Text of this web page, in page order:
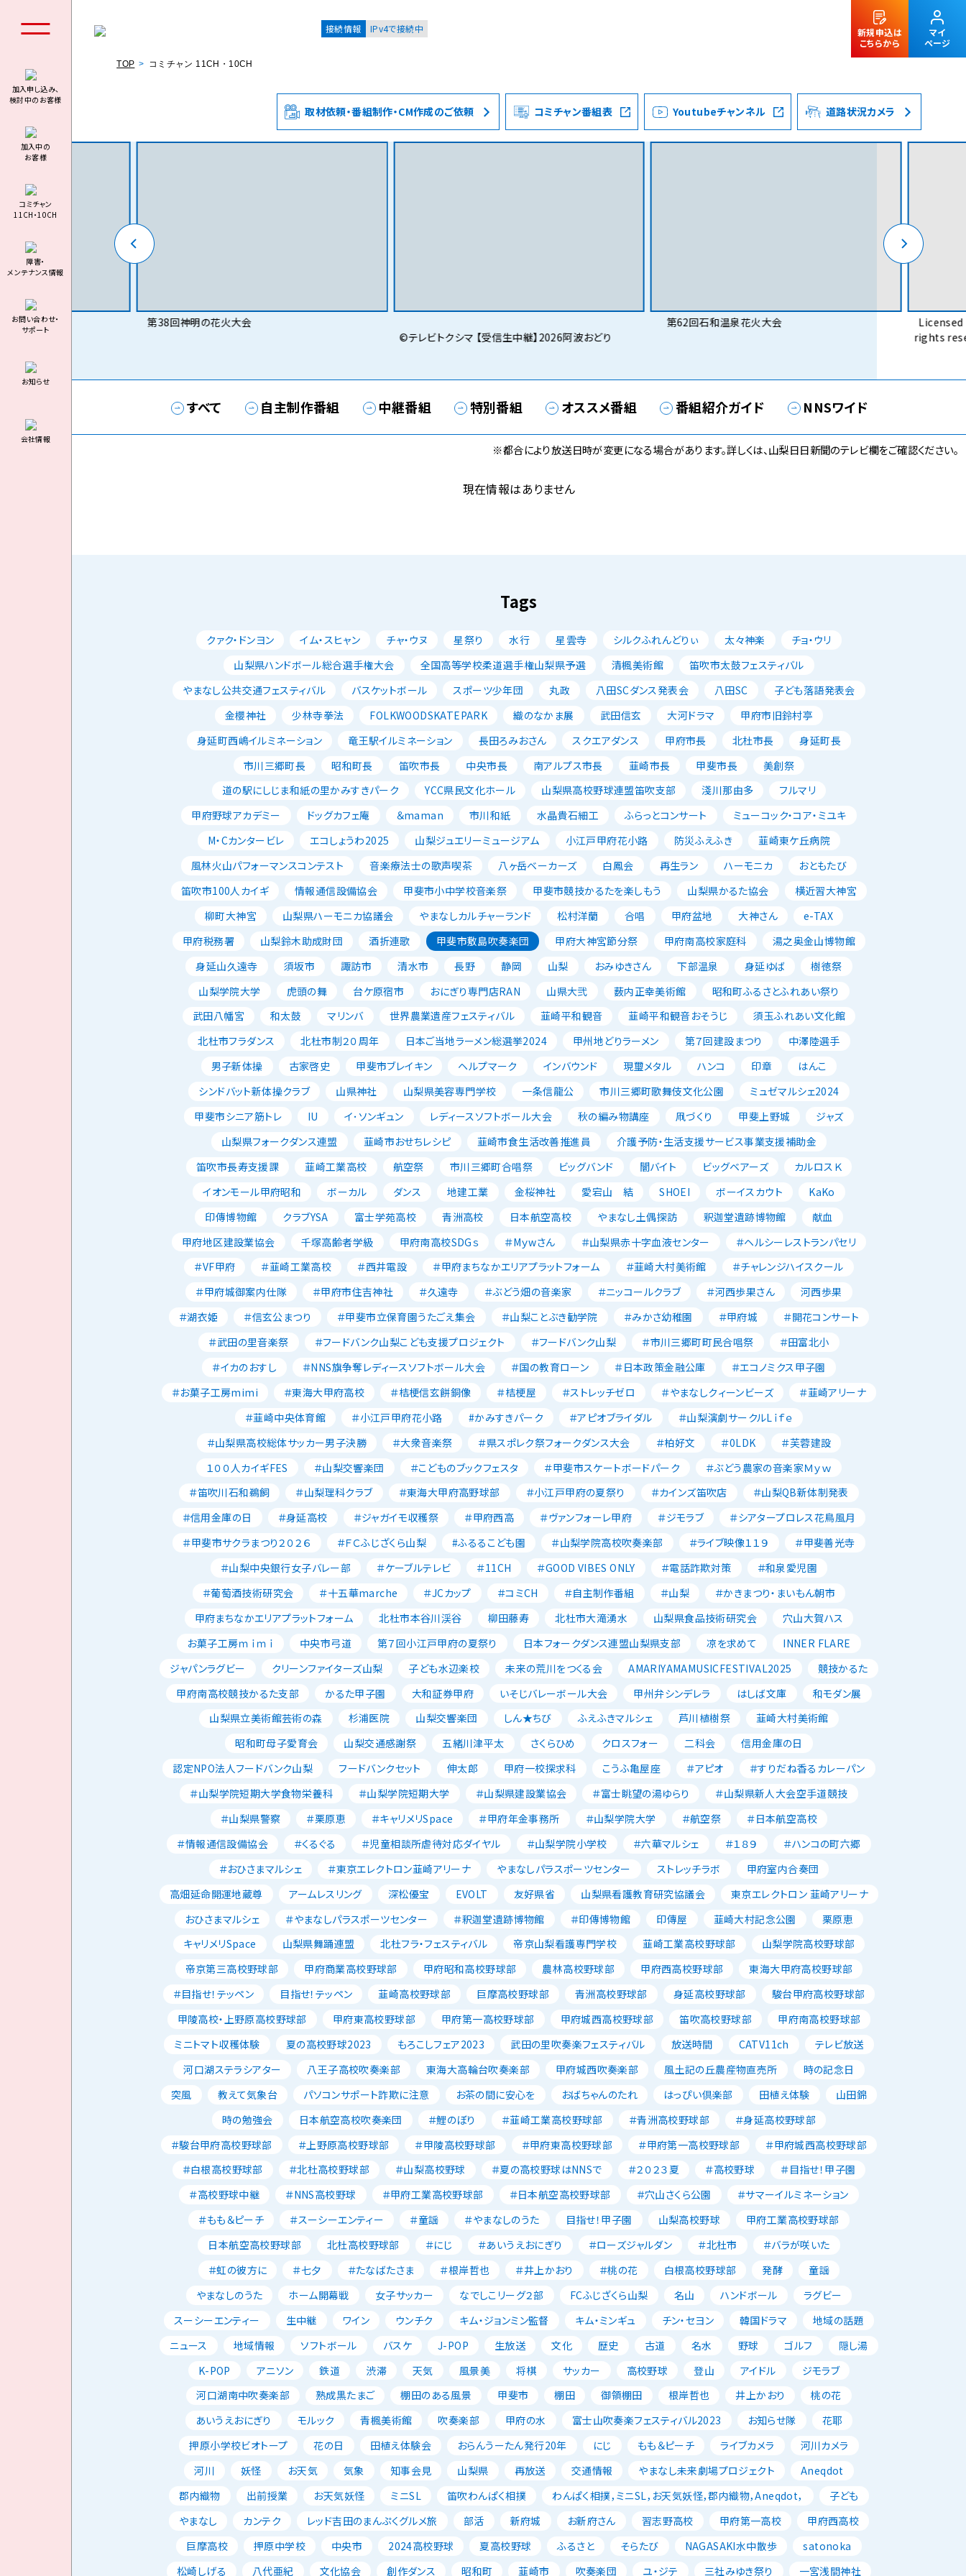
個人のお客様 集合住宅オーナーの方 法人のお客様
接続情報 IPv4で接続中
新規申込は
こちらから
マイ
ページ
加入申し込み、
検討中のお客様
加⼊中の
お客様
コミチャン
11CH・10CH
障害・
メンテナンス情報
お問い合わせ・
サポート
お知らせ
会社情報
TOP コミチャン 11CH・10CH
取材依頼・番組制作・CM作成のご依頼 コミチャン番組表 Youtubeチャンネル 道路状況カメラ
第38回神明の花火大会
©テレビトクシマ 【受信生中継】2026阿波おどり
第62回石和温泉花火大会
Licensed
rights
すべて 自主制作番組 中継番組 特別番組 オススメ番組 番組紹介ガイド NNSワイド
※都合により放送日時が変更になる場合があります。詳しくは、山梨日日新聞のテレビ欄をご確認ください。
現在情報はありません
Tags
クァク・ドンヨン イム・スヒャン チャ・ウヌ 星祭り 水行 星雲寺 シルクふれんどりぃ 太々神楽
チョ・ウリ
山梨県ハンドボール総合選手権大会
全国高等学校柔道選手権山梨県予選 清楓美術館
笛吹市太鼓フェスティバル
やまなし公共交通フェスティバル
バスケットボール スポーツ少年団 丸政 八田SCダンス発表会 八田SC
子ども落語発表会
金櫻神社
少林寺拳法 FOLKWOODSKATEPARK 織のなかま展 武田信玄 大河ドラマ
甲府市旧鈴村亭
身延町西嶋イルミネーション
竜王駅イルミネーション 長田ろみおさん スクエアダンス 甲府市長 北杜市長
身延町長
市川三郷町長
昭和町長 笛吹市長 中央市長 南アルプス市長 韮崎市長 甲斐市長
美創祭
道の駅にしじま和紙の里かみすきパーク
YCC県民文化ホール 山梨県高校野球連盟笛吹支部 淺川那由多
フルマリ
甲府野球アカデミー
ドッグカフェ庵 ＆maman 市川和紙 水晶貴石細工 ふらっとコンサート
ミューコック・コア・ミユキ
M・Cカンタービレ
エコしょうわ2025 山梨ジュエリーミュージアム 小江戸甲府花小路 防災ふえふき
韮崎東ケ丘病院
風林火山パフォーマンスコンテスト
音楽療法士の歌声喫茶 八ヶ岳ベーカーズ 白鳳会 再生ラン ハーモニカ
おともたび
笛吹市100人カイギ
情報通信設備協会 甲斐市小中学校音楽祭 甲斐市競技かるたを楽しもう 山梨県かるた協会
横近習大神宮
柳町大神宮
山梨県ハーモニカ協議会 やまなしカルチャーランド 松村洋蘭 合唱 甲府盆地 大神さん
e-TAX
甲府税務署
山梨鈴木助成財団 酒折連歌 甲斐市敷島吹奏楽団 甲府大神宮節分祭 甲府南高校家庭科
湯之奥金山博物館
身延山久遠寺
須坂市 諏訪市 清水市 長野 静岡 山梨 おみゆきさん 下部温泉 身延ゆば
樹徳祭
山梨学院大学
虎頭の舞 台ケ原宿市 おにぎり専門店RAN 山県大弐 薮内正幸美術館
昭和町ふるさとふれあい祭り
武田八幡宮
和太鼓 マリンバ 世界農業遺産フェスティバル 韮崎平和観音 韮崎平和観音おそうじ
須玉ふれあい文化館
北杜市フラダンス
北杜市制２０周年 日本ご当地ラーメン総選挙2024 甲州地どりラーメン 第７回建設まつり
中澤陸選手
男子新体操
古家啓史 甲斐市ブレイキン ヘルプマーク インバウンド 現璽メタル ハンコ 印章
はんこ
シンドバット新体操クラブ
山県神社 山梨県美容専門学校 一条信龍公 市川三郷町歌舞伎文化公園
ミュゼマルシェ2024
甲斐市シニア筋トレ
IU イ･ソンギュン レディースソフトボール大会 秋の編み物講座 凧づくり 甲斐上野城
ジャズ
山梨県フォークダンス連盟
韮崎市おせちレシピ 韮崎市食生活改善推進員
介護予防・生活支援サービス事業支援補助金
笛吹市長寿支援課
韮崎工業高校 航空祭 市川三郷町合唱祭 ビッグバンド 闇バイト ビッグベアーズ
カルロスＫ
イオンモール甲府昭和
ボーカル ダンス 地建工業 金桜神社 愛宕山 結 SHOEI ボーイスカウト
KaKo
印傳博物館
クラブYSA 富士学苑高校 青洲高校 日本航空高校 やまなし土偶探訪 釈迦堂遺跡博物館
献血
甲府地区建設業協会
千塚高齢者学級 甲府南高校SDGｓ ＃Mｙwさん ＃山梨県赤十字血液センター
＃ヘルシーレストランパセリ
＃VF甲府
＃韮崎工業高校 ＃西井電設 ＃甲府まちなかエリアプラットフォーム ＃韮崎大村美術館
＃チャレンジハイスクール
＃甲府城御案内仕隊
＃甲府市住吉神社 ＃久遠寺 ＃ぶどう畑の音楽家 ＃ニッコールクラブ ＃河西歩果さん
河西歩果
＃湖衣姫
＃信玄公まつり ＃甲斐市立保育園うたごえ集会 ＃山梨ことぶき勧学院 ＃みかさ幼稚園 ＃甲府城
＃開花コンサート
＃武田の里音楽祭
＃フードバンク山梨こども支援プロジェクト ＃フードバンク山梨 ＃市川三郷町町民合唱祭
＃田富北小
＃イカのおすし
＃NNS旗争奪レディースソフトボール大会 ＃国の教育ローン ＃日本政策金融公庫
＃エコノミクス甲子園
＃お菓子工房mimi
＃東海大甲府高校 ＃桔梗信玄餅銅像 ＃桔梗屋 ＃ストレッチゼロ ＃やまなしクィーンビーズ
＃韮崎アリーナ
＃韮崎中央体育館
＃小江戸甲府花小路 #かみすきパーク ＃アピオブライダル
＃山梨演劇サークルLｉｆｅ
＃山梨県高校総体サッカー男子決勝
＃大衆音楽祭 ＃県スポレク祭フォークダンス大会 ＃柏好文 ＃0LDK
＃芙蓉建設
１００人カイギFES
＃山梨交響楽団 ＃こどものブックフェスタ ＃甲斐市スケートボードパーク
＃ぶどう農家の音楽家Ｍｙｗ
＃笛吹川石和鵜飼
＃山梨理科クラブ ＃東海大甲府高野球部 ＃小江戸甲府の夏祭り ＃カインズ笛吹店
＃山梨QB新体制発表
＃信用金庫の日
＃身延高校 ＃ジャガイモ収穫祭 ＃甲府西高 ＃ヴァンフォーレ甲府 ＃ジモラブ
＃シアタープロレス花鳥風月
＃甲斐市サクラまつり２０２６
＃ＦＣふじざくら山梨 #ふるるこども園 ＃山梨学院高校吹奏楽部 ＃ライブ映像１１９
＃甲斐善光寺
＃山梨中央銀行女子バレー部
＃ケーブルテレビ ＃11CH ＃GOOD VIBES ONLY ＃電話詐欺対策
＃和泉愛児園
＃葡萄酒技術研究会
＃十五華marche ＃JCカップ ＃コミCH ＃自主制作番組 ＃山梨
＃かきまつり・まいもん朝市
甲府まちなかエリアプラットフォーム
北杜市本谷川渓谷 柳田藤寿 北杜市大滝湧水 山梨県食品技術研究会
穴山大賀ハス
お菓子工房ｍｉｍｉ
中央市弓道 第７回小江戸甲府の夏祭り 日本フォークダンス連盟山梨県支部 凉を求めて
INNER FLARE
ジャパンラグビー
クリーンファイターズ山梨 子ども水辺楽校 未来の荒川をつくる会 AMARIYAMAMUSICFESTIVAL2025
競技かるた
甲府南高校競技かるた支部
かるた甲子園 大和証券甲府 いそじバレーボール大会 甲州弁シンデレラ はしば文庫
和モダン展
山梨県立美術館芸術の森
杉浦医院 山梨交響楽団 しん★ちび ふえふきマルシェ 芦川植樹祭
韮崎大村美術館
昭和町母子愛育会
山梨交通感謝祭 五緒川津平太 さくらひめ クロスフォー 二科会
信用金庫の日
認定NPO法人フードバンク山梨
フードバンクセット 伸太郎 甲府一校探求科 こうふ亀屋座 ＃アピオ
＃すりだね香るカレーパン
＃山梨学院短期大学食物栄養科
＃山梨学院短期大学 ＃山梨県建設業協会 ＃富士眺望の湯ゆらり
＃山梨県新人大会空手道競技
＃山梨県警察
＃栗原恵 ＃キャリメリSpace ＃甲府年金事務所 ＃山梨学院大学 ＃航空祭
＃日本航空高校
＃情報通信設備協会
＃くるぐる ＃児童相談所虐待対応ダイヤル ＃山梨学院小学校 ＃六華マルシェ ＃１８９
＃ハンコの町六郷
＃おひさまマルシェ
＃東京エレクトロン韮崎アリーナ やまなしパラスポーツセンター ストレッチラボ
甲府室内合奏団
高畑延命開運地蔵尊
アームレスリング 深松優宝 EVOLT 友好県省 山梨県看護教育研究協議会
東京エレクトロン 韮崎アリーナ
おひさまマルシェ
＃やまなしパラスポーツセンター ＃釈迦堂遺跡博物館 ＃印傳博物館 印傳屋 韮崎大村記念公園
栗原恵
キャリメリSpace
山梨県舞踊連盟 北杜フラ・フェスティバル 帝京山梨看護専門学校 韮崎工業高校野球部
山梨学院高校野球部
帝京第三高校野球部
甲府商業高校野球部 甲府昭和高校野球部 農林高校野球部 甲府西高校野球部
東海大甲府高校野球部
＃目指せ！テッペン
目指せ！テッペン 韮崎高校野球部 巨摩高校野球部 青洲高校野球部 身延高校野球部
駿台甲府高校野球部
甲陵高校・上野原高校野球部
甲府東高校野球部 甲府第一高校野球部 甲府城西高校野球部 笛吹高校野球部
甲府南高校野球部
ミニトマト収穫体験
夏の高校野球2023 もろこしフェア2023 武田の里吹奏楽フェスティバル 放送時間 CATV11ch
テレビ放送
河口湖ステラシアター
八王子高校吹奏楽部 東海大高輪台吹奏楽部 甲府城西吹奏楽部 風土記の丘農産物直売所
時の記念日
突風
教えて気象台 パソコンサポート詐欺に注意 お茶の間に安心を おばちゃんのたれ はっぴい倶楽部 田植え体験
山田錦
時の勉強会
日本航空高校吹奏楽団 ＃鯉のぼり ＃韮崎工業高校野球部 ＃青洲高校野球部
＃身延高校野球部
＃駿台甲府高校野球部
＃上野原高校野球部 ＃甲陵高校野球部 ＃甲府東高校野球部 ＃甲府第一高校野球部
＃甲府城西高校野球部
＃白根高校野球部
＃北杜高校野球部 ＃山梨高校野球 ＃夏の高校野球はNNSで ＃２０２３夏 ＃高校野球
＃目指せ！甲子園
＃高校野球中継
＃NNS高校野球 ＃甲府工業高校野球部 ＃日本航空高校野球部 ＃穴山さくら公園
＃サマーイルミネーション
＃もも＆ピーチ
＃スーシーエンティー ＃童謡 ＃やまなしのうた 目指せ！甲子園 山梨高校野球
甲府工業高校野球部
日本航空高校野球部
北杜高校野球部 ＃にじ ＃あいうえおにぎり ＃ローズジャルダン ＃北杜市
＃バラが咲いた
＃虹の彼方に
＃七夕 ＃たなばたさま ＃根岸哲也 ＃井上かおり ＃桃の花 白根高校野球部 発酵
童謡
やまなしのうた
ホーム開幕戦 女子サッカー なでしこリーグ２部 FCふじざくら山梨 名山 ハンドボール
ラグビー
スーシーエンティー
生中継 ワイン ウンチク キム・ジョンミン監督 キム・ミンギュ チン・セヨン 韓国ドラマ
地域の話題
ニュース
地域情報 ソフトボール バスケ J-POP 生放送 文化 歴史 古道 名水 野球 ゴルフ
隠し湯
K-POP
アニソン 鉄道 渋滞 天気 風景美 将棋 サッカー 高校野球 登山 アイドル
ジモラブ
河口湖南中吹奏楽部
熟成黒たまご 棚田のある風景 甲斐市 棚田 御領棚田 根岸哲也 井上かおり
桃の花
あいうえおにぎり
モルック 青楓美術館 吹奏楽部 甲府の水 富士山吹奏楽フェスティバル2023 お知らせ隊
花耶
押原小学校ビオトープ
花の日 田植え体験会 おらんうーたん発行20年 にじ もも＆ピーチ ライブカメラ
河川カメラ
河川
妖怪 お天気 気象 知事会見 山梨県 再放送 交通情報 やまなし未来劇場プロジェクト
Aneqdot
郡内織物
出前授業 お天気妖怪 ミニSL 笛吹わんぱく相撲 わんぱく相撲，ミニSL，お天気妖怪，郡内織物，Aneqdot，
子ども
やまなし
カンテク レッド吉田のまんぷくグルメ旅 部活 新府城 お新府さん 習志野高校 甲府第一高校
甲府西高校
巨摩高校
押原中学校 中央市 2024高校野球 夏高校野球 ふるさと そらたび NAGASAKI水中散歩
satonoka
松崎しげる
八代亜紀 文化協会 創作ダンス 昭和町 韮崎市 吹奏楽団 ユ・ジテ 三社みゆき祭り 一宮浅間神社